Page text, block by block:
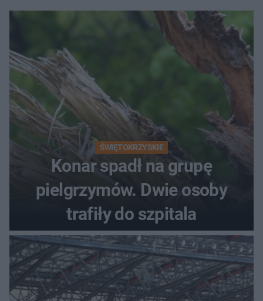
ŚWIĘTOKRZYSKIE
Konar spadł na grupę
pielgrzymów. Dwie osoby
trafiły do szpitala